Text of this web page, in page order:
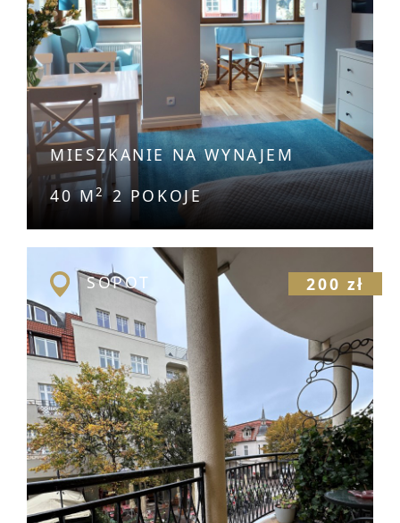
MIESZKANIE NA WYNAJEM
40 M2 2 POKOJE
SOPOT 200 zł